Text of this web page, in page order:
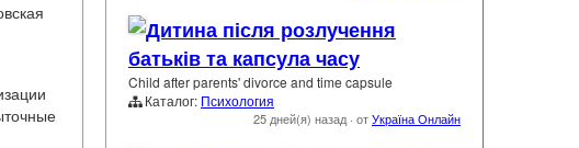
Дитина після розлучення
батьків та капсула часу
Child after parents' divorce and time capsule
Каталог: Психология
25 дней(я) назад· отУкраїна Онлайн